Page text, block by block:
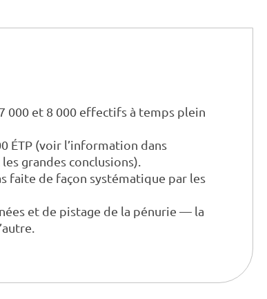
000 et 8 000 effectifs à temps plein
ÉTP (voir l’information dans
grandes conclusions).
faite de façon systématique par les
et de pistage de la pénurie — la